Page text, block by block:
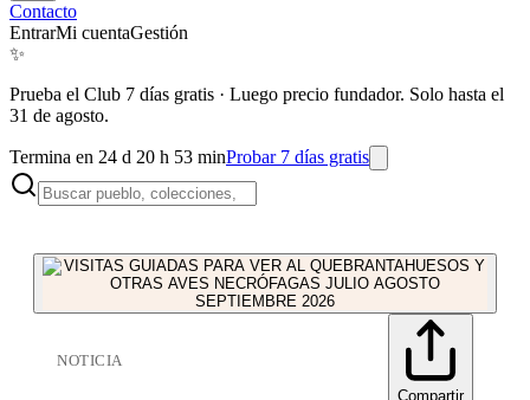
Contacto
EntrarMi cuentaGestión
✨
Prueba el Club 7 días gratis · Luego precio fundador. Solo hasta el
31 de agosto.
Termina en 24 d 20 h 53 minProbar 7 días gratis
NOTICIA
Compartir